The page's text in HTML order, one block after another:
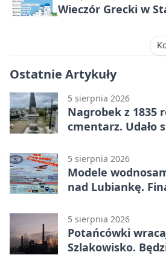
Wieczór Grecki w
Ostatnie Artykuły
5 sierpnia 2026
Nagrobek z 1835
cmentarz. Udało
5 sierpnia 2026
Modele
nad Lubiankę.
5 sierpnia 2026
Potańcówki
Szlakowisko.